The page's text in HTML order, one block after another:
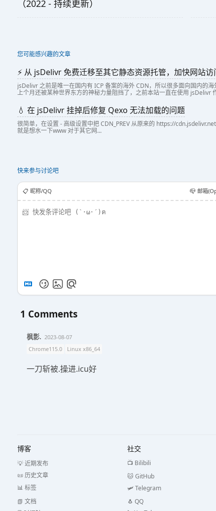
（2022 - 持续更新）
您可能感兴趣的文章
⚡ 从 jsDelivr 免费迁移至其它静态资源托管，加快网站
jsDelivr 之前是唯一在国内有 ICP 备案的海外 CDN，所以很多面向国内的
上个月还被某种世界东方的神秘力量阻挡了，之前本站一直在使用 jsDelivr
💧 在 jsDelivr 挂掉后修复 Qexo 无法加载的问题
很简单，在设置 - 高级设置中把 CDN_PREV 从原来的 https://
就是想水一下www 对于其它网...
快来参与讨论吧
📋️ 昵称/QQ 📪 邮箱
1 Comments
枫影. 2023-08-07
Chrome115.0
Linux x86_64
一刀斩被.操进.icu好
博客
💡 近期发布
📜 历史文章
📊 标签
📗 文档
社交
📺 Bilibili
🐱 GitHub
🛩️ Telegram
🐧 QQ